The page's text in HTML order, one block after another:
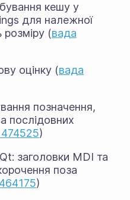
кешу у
для належної
(вада
оцінку (вада
позначення,
послідовних
)
заголовки MDI та
поза
)